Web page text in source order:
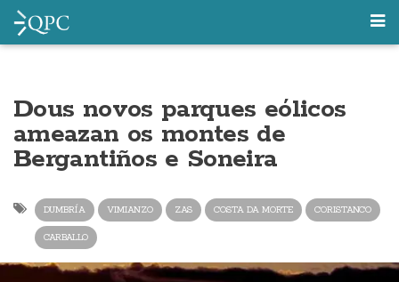
Dous novos parques eólicos
ameazan os montes de
Bergantiños e Soneira
DUMBRÍA VIMIANZO ZAS COSTA DA MORTE CORISTANCO
CARBALLO